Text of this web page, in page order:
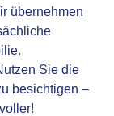
übernehmen
Sie die
besichtigen –